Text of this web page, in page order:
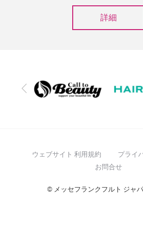
詳細
前
ウェブサイト 利用規約
プライ
お問合せ
© メッセフランクフルト ジャパ